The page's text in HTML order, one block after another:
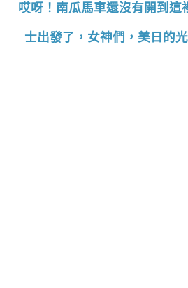
哎呀！南瓜馬車還沒有開到這
士出發了，女神們，美日的